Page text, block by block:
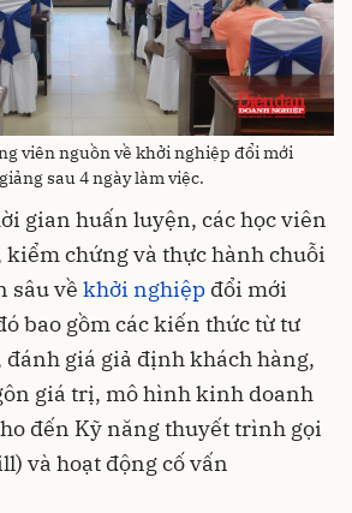
viên nguồn về khởi nghiệp đổi mới
sau 4 ngày làm việc.
gian huấn luyện, các học viên
kiểm chứng và thực hành chuỗi
sâu về khởi nghiệp đổi mới
bao gồm các kiến thức từ tư
giá giả định khách hàng,
giá trị, mô hình kinh doanh
đến Kỹ năng thuyết trình gọi
và hoạt động cố vấn